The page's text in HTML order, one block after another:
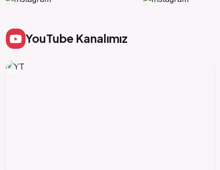
YouTube Kanalımız
play_circle